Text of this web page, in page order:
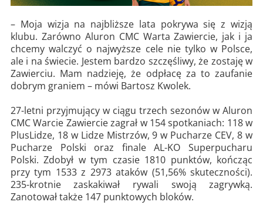
– Moja wizja na najbliższe lata pokrywa się z wizją
klubu. Zarówno Aluron CMC Warta Zawiercie, jak i ja
chcemy walczyć o najwyższe cele nie tylko w Polsce,
ale i na świecie. Jestem bardzo szczęśliwy, że zostaję w
Zawierciu. Mam nadzieję, że odpłacę za to zaufanie
dobrym graniem – mówi Bartosz Kwolek.
27-letni przyjmujący w ciągu trzech sezonów w Aluron
CMC Warcie Zawiercie zagrał w 154 spotkaniach: 118 w
PlusLidze, 18 w Lidze Mistrzów, 9 w Pucharze CEV, 8 w
Pucharze Polski oraz finale AL-KO Superpucharu
Polski. Zdobył w tym czasie 1810 punktów, kończąc
przy tym 1533 z 2973 ataków (51,56% skuteczności).
235-krotnie zaskakiwał rywali swoją zagrywką.
Zanotował także 147 punktowych bloków.